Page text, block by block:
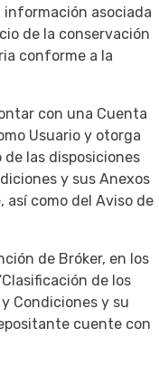
asociada
de la conservación
conforme a la
con una Cuenta
Usuario y otorga
las disposiciones
y sus Anexos
así como del Aviso de
de Bróker, en los
de los
Condiciones y su
cuente con